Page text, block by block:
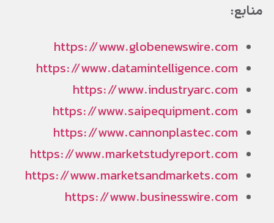
منابع:
https://www.globenewswire.com
https://www.datamintelligence.com
https://www.industryarc.com
https://www.saipequipment.com
https://www.cannonplastec.com
https://www.marketstudyreport.com
https://www.marketsandmarkets.com
https://www.businesswire.com